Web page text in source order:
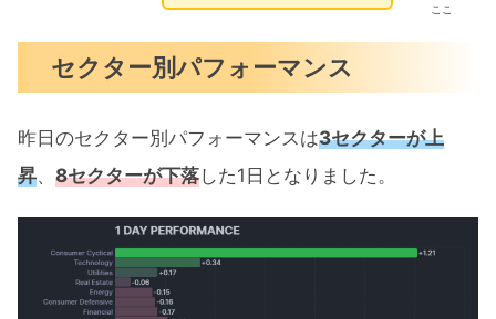
ここ
セクター別パフォーマンス
昨日のセクター別パフォーマンスは3セクターが上
昇、 8セクターが下落した1日となりました。